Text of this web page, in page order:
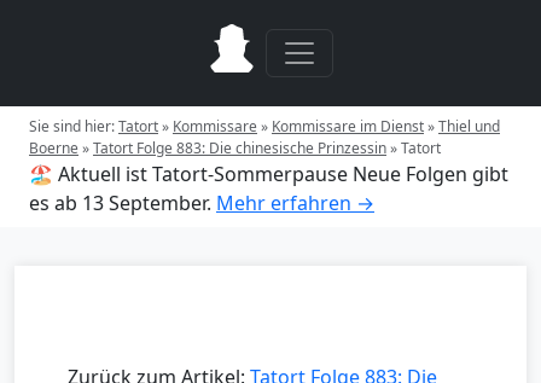
Sie sind hier:Tatort» Kommissare» Kommissare im Dienst»Thiel und
Boerne»Tatort Folge 883: Die chinesische Prinzessin»Tatort
🏖️ Aktuell ist Tatort-Sommerpause Neue Folgen gibt
es ab 13 September. Mehr erfahren →
Zurück zum Artikel: Tatort Folge 883: Die